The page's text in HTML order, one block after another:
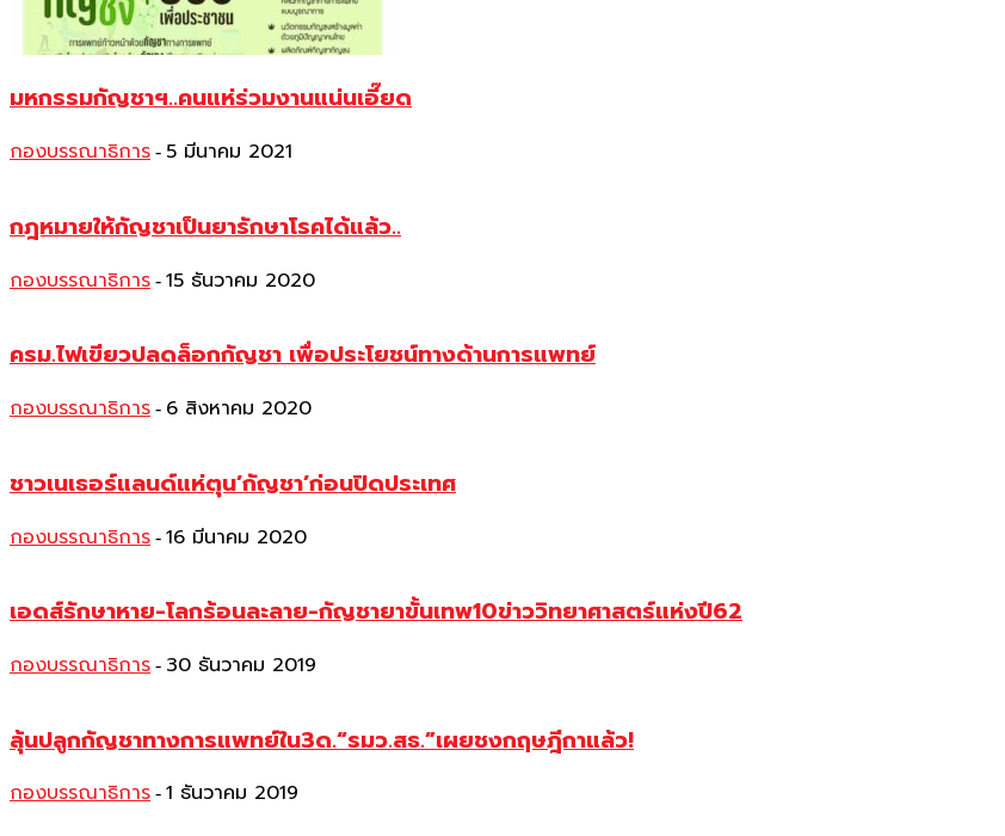
มหกรรมกัญชาฯ..คนแห่ร่วมงานแน่นเอี๊ยด
กองบรรณาธิการ - 5 มีนาคม 2021
กฎหมายให้กัญชาเป็นยารักษาโรคได้แล้ว..
กองบรรณาธิการ - 15 ธันวาคม 2020
ครม.ไฟเขียวปลดล็อกกัญชา เพื่อประโยชน์ทางด้านการแพทย์
กองบรรณาธิการ - 6 สิงหาคม 2020
ชาวเนเธอร์แลนด์แห่ตุน’กัญชา’ก่อนปิดประเทศ
กองบรรณาธิการ - 16 มีนาคม 2020
เอดส์รักษาหาย-โลกร้อนละลาย-กัญชายาขั้นเทพ10ข่าววิทยาศาสตร์แห่งปี62
กองบรรณาธิการ - 30 ธันวาคม 2019
ลุ้นปลูกกัญชาทางการแพทย์ใน3ด.“รมว.สธ.”เผยชงกฤษฎีกาแล้ว!
กองบรรณาธิการ - 1 ธันวาคม 2019